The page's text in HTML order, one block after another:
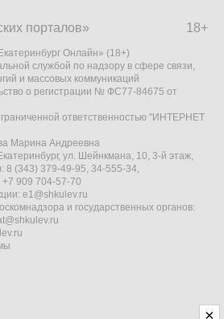
18+
порталов»
Онлайн» (18+)
службой по надзору в сфере связи,
и массовых коммуникаций
о регистрации № ФС77-84675 от
ответственностью "ИНТЕРНЕТ
Марина Андреевна
ул. Шейнкмана, 10, 3-й этаж,
8 (343) 379-49-95, 34-555-34,
+7 909 704-57-70
e1@shkulev.ru
и государственных органов: